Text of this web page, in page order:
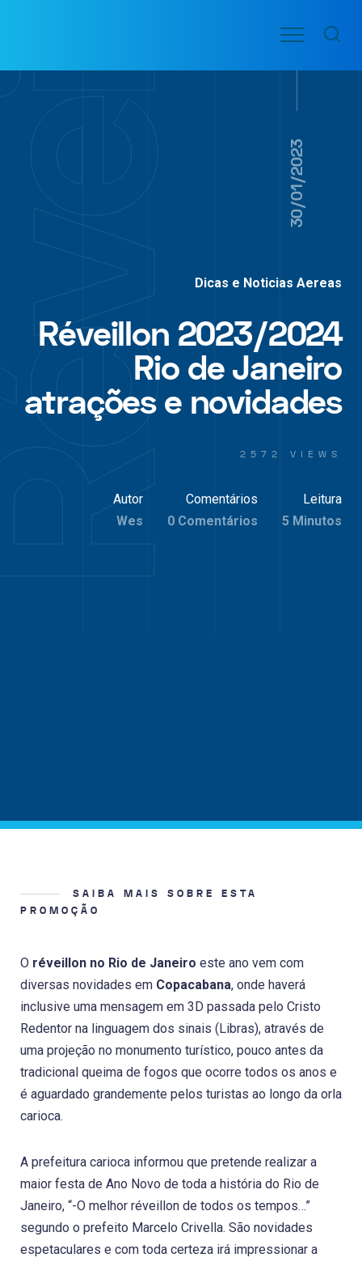
conteúdo
VOO
AÉREAS
Menu
30/01/2023
Dicas e Noticias Aereas
Réveillon 2023/2024
Rio de Janeiro
atrações e novidades
2572 VIEWS
Autor
Wes
Comentários
0 Comentários
Leitura
5 Minutos
SAIBA MAIS SOBRE ESTA
PROMOÇÃO
O réveillon no Rio de Janeiro este ano vem com
diversas novidades em Copacabana, onde haverá
inclusive uma mensagem em 3D passada pelo Cristo
Redentor na linguagem dos sinais (Libras), através de
uma projeção no monumento turístico, pouco antes da
tradicional queima de fogos que ocorre todos os anos e
é aguardado grandemente pelos turistas ao longo da orla
carioca.
A prefeitura carioca informou que pretende realizar a
maior festa de Ano Novo de toda a história do Rio de
Janeiro, “-O melhor réveillon de todos os tempos…”
segundo o prefeito Marcelo Crivella. São novidades
espetaculares e com toda certeza irá impressionar a